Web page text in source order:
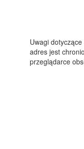
Uwagi
adres jest
przeglądarce